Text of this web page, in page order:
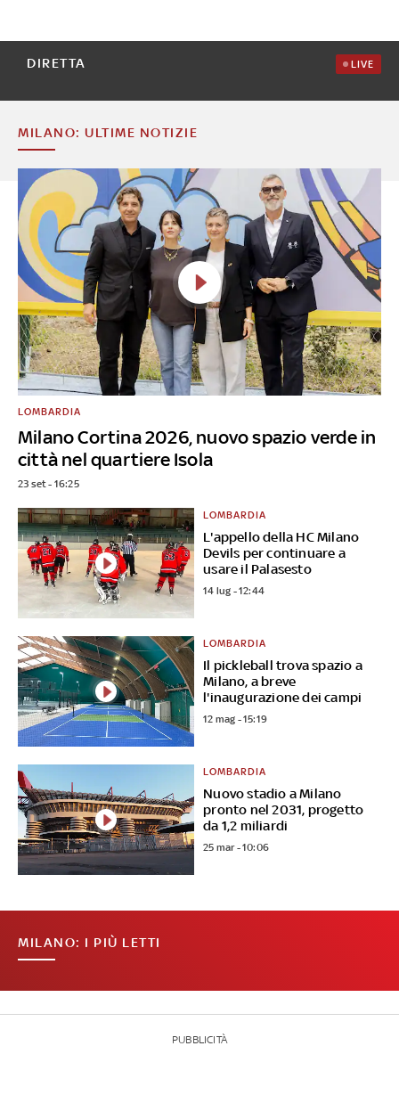
DIRETTA LIVE
MILANO: ULTIME NOTIZIE
Milano Cortina 2026, nuovo spazio verde in
città nel quartiere Isola
LOMBARDIA
23 set - 16:25
L'appello della HC Milano
Devils per continuare a
usare il Palasesto
LOMBARDIA
14 lug - 12:44
Il pickleball trova spazio a
Milano, a breve
l'inaugurazione dei campi
LOMBARDIA
12 mag - 15:19
Nuovo stadio a Milano
pronto nel 2031, progetto
da 1,2 miliardi
LOMBARDIA
25 mar - 10:06
MILANO: I PIÙ LETTI
PUBBLICITÀ